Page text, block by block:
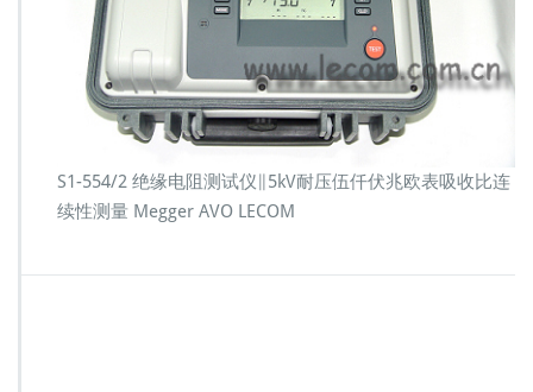
S1-554/2 绝缘电阻测试仪∥5kV耐压伍仟伏兆欧表吸收比连
续性测量 Megger AVO LECOM